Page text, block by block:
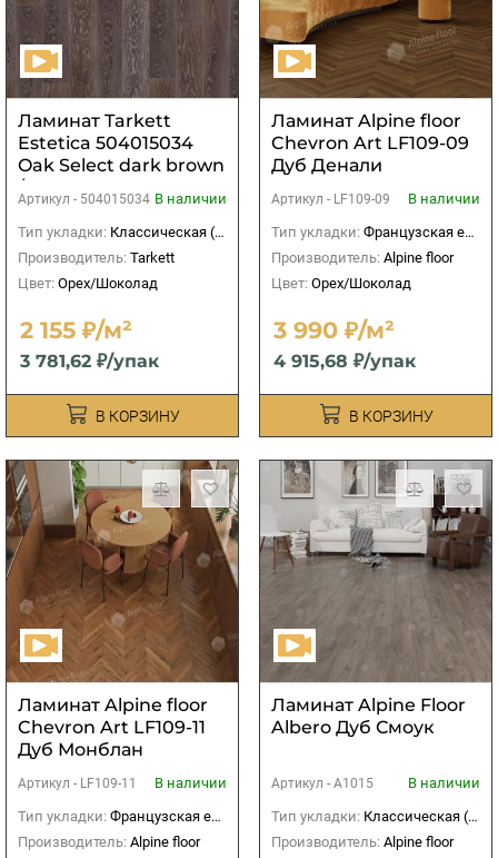
Ламинат Tarkett
Estetica 504015034
Oak Select dark brown
коричневый
1292х194х9 мм
(1,754м2)
Артикул - 504015034 В наличии
Тип укладки: Классическая (прямая)
Производитель: Tarkett
Цвет: Орех/Шоколад
2 155 ₽/м²
3 781,62 ₽/упак
В КОРЗИНУ
Ламинат Alpine floor
Chevron Art LF109-09
Дуб Денали
Артикул - LF109-09
В наличии
Тип укладки: Французская елка
Производитель: Alpine floor
Цвет: Орех/Шоколад
3 990 ₽/м²
4 915,68 ₽/упак
В КОРЗИНУ
Ламинат Alpine floor
Chevron Art LF109-11
Дуб Монблан
Артикул - LF109-11
В наличии
Тип укладки: Французская елка
Производитель: Alpine floor
Ламинат Alpine Floor
Albero Дуб Смоук
Артикул - А1015
В наличии
Тип укладки: Классическая (прямая)
Производитель: Alpine floor